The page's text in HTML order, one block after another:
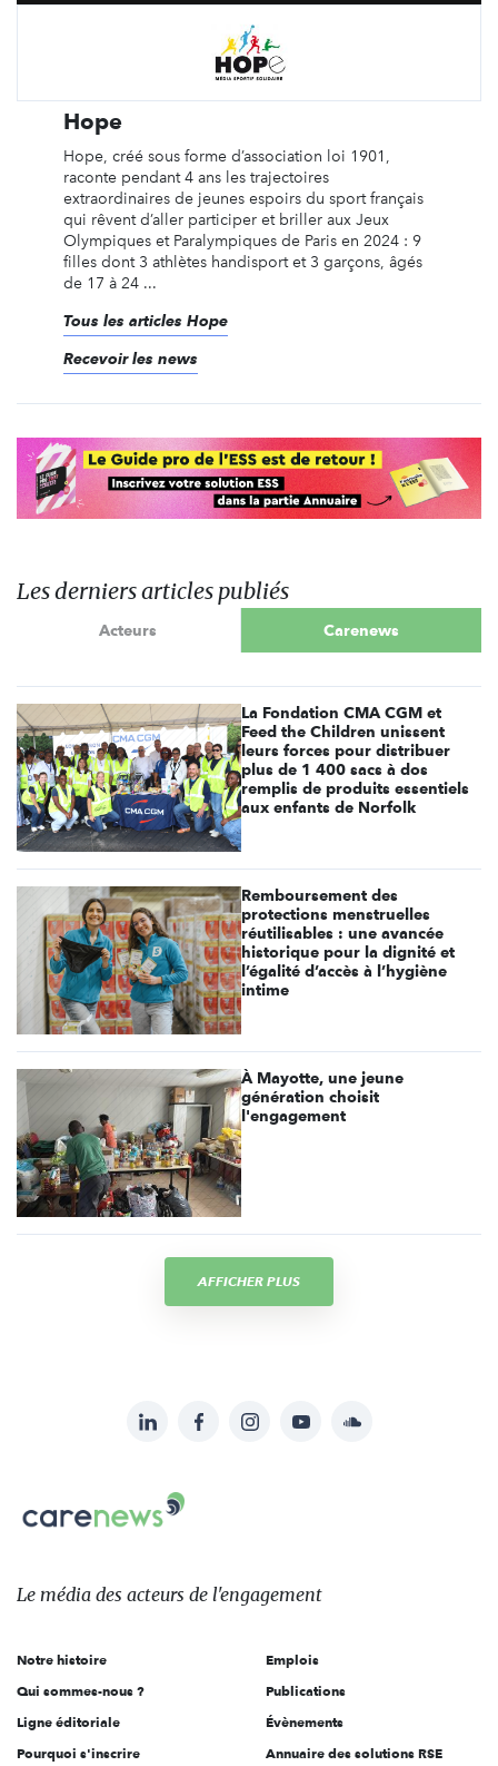
Hope
Hope, créé sous forme d’association loi 1901,
raconte pendant 4 ans les trajectoires
extraordinaires de jeunes espoirs du sport français
qui rêvent d’aller participer et briller aux Jeux
Olympiques et Paralympiques de Paris en 2024 : 9
filles dont 3 athlètes handisport et 3 garçons, âgés
de 17 à 24 ...
Tous les articles Hope
Recevoir les news
Les derniers articles publiés
Acteurs Carenews
La Fondation CMA CGM et
Feed the Children unissent
leurs forces pour distribuer
plus de 1 400 sacs à dos
remplis de produits essentiels
aux enfants de Norfolk
Remboursement des
protections menstruelles
réutilisables : une avancée
historique pour la dignité et
l’égalité d’accès à l’hygiène
intime
À Mayotte, une jeune
génération choisit
l'engagement
AFFICHER PLUS
sur:
LinkedInFacebookInstagramYouTubeSoundcloud
Carenews,
Le
des
l'engagement
Le média des acteurs de l'engagement
Notre histoire
Qui sommes-nous ?
Ligne éditoriale
Pourquoi s'inscrire
Emplois
Publications
Évènements
Annuaire des solutions RSE